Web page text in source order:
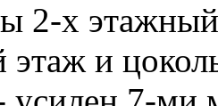
2-х
этаж и